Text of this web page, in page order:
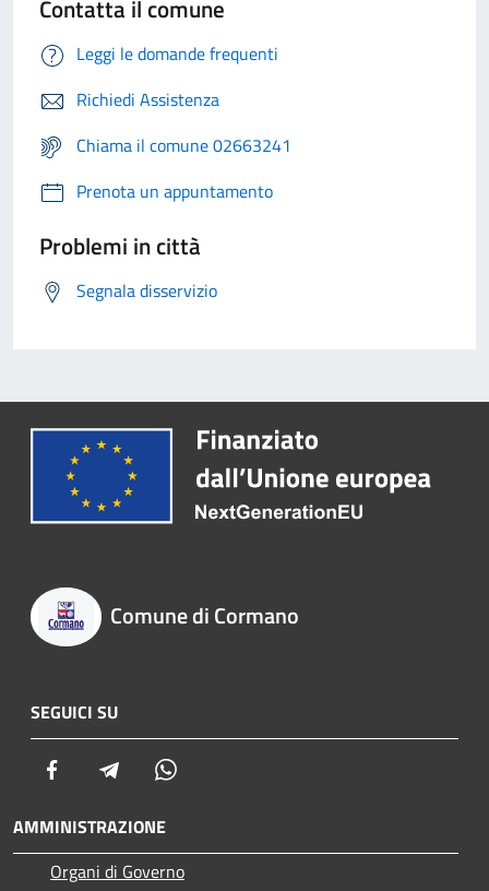
Contatta il comune
Leggi le domande frequenti
Richiedi Assistenza
Chiama il comune 02663241
Prenota un appuntamento
Problemi in città
Segnala disservizio
Comune di Cormano
SEGUICI SU
Facebook Telegram
AMMINISTRAZIONE
Organi di Governo